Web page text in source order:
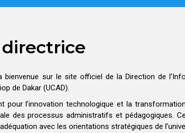
sur le site officiel de la Direction de
de Dakar (UCAD).
pour l’innovation technologique et la
des processus administratifs et pédagogiques.
avec les orientations stratégiques de